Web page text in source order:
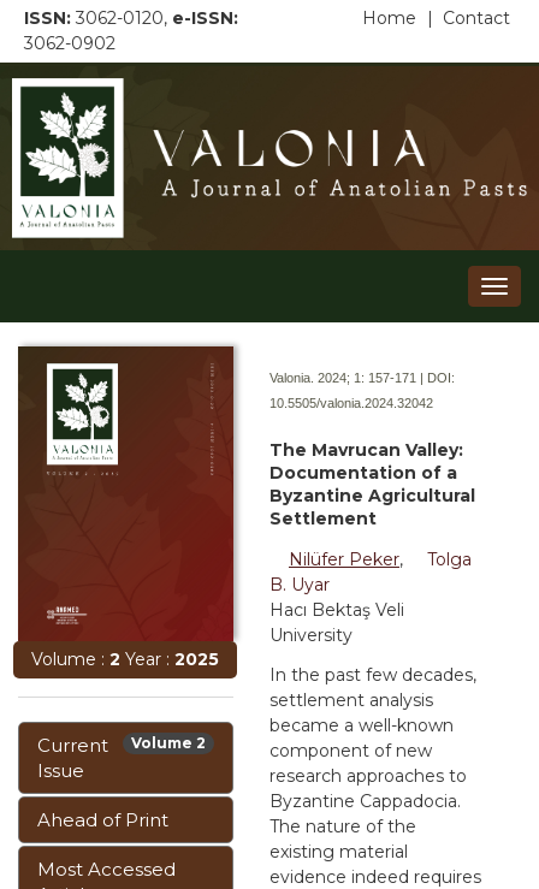
ISSN: 3062-0120, e-ISSN:
3062-0902
Contact
Home |
Volume :2 Year :2025
Volume 2
Current
Issue
Ahead of Print
Most Accessed
Valonia. 2024; 1: 157-171 | DOI:
10.5505/valonia.2024.32042
The Mavrucan Valley:
Documentation of a
Byzantine Agricultural
Settlement
Nilüfer Peker,
Tolga
B. Uyar
Hacı Bektaş Veli
University
In the past few decades,
settlement analysis
became a well-known
component of new
research approaches to
Byzantine Cappadocia.
The nature of the
existing material
evidence indeed requires